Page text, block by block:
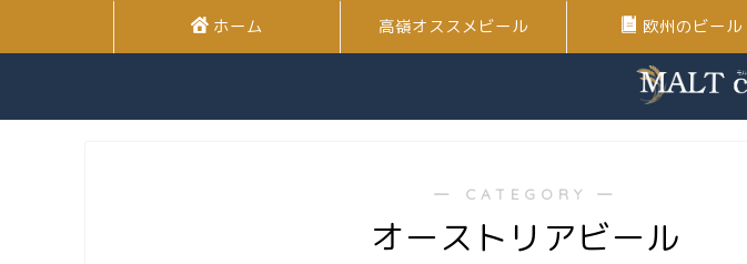
ホーム 高嶺オススメビール 欧州のビール
― CATEGORY ―
オーストリアビール